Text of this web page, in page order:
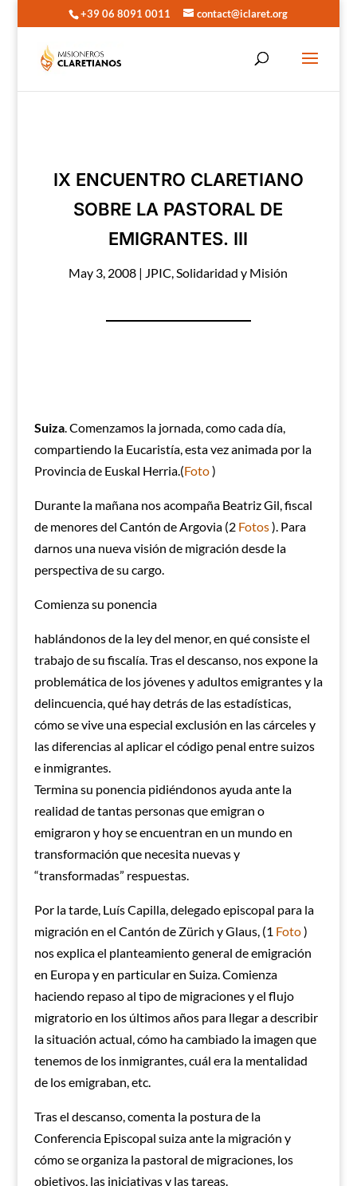
+39 06 8091 0011 contact@iclaret.org
IX ENCUENTRO CLARETIANO
SOBRE LA PASTORAL DE
EMIGRANTES. III
May 3, 2008 | JPIC,Solidaridad y Misión
Suiza. Comenzamos la jornada, como cada día,
compartiendo la Eucaristía, esta vez animada por la
Provincia de Euskal Herria.(Foto)
Durante la mañana nos acompaña Beatriz Gil, fiscal
de menores del Cantón de Argovia (2 Fotos). Para
darnos una nueva visión de migración desde la
perspectiva de su cargo.
Comienza su ponencia
hablándonos de la ley del menor, en qué consiste el
trabajo de su fiscalía. Tras el descanso, nos expone la
problemática de los jóvenes y adultos emigrantes y la
delincuencia, qué hay detrás de las estadísticas,
cómo se vive una especial exclusión en las cárceles y
las diferencias al aplicar el código penal entre suizos
e inmigrantes.
Termina su ponencia pidiéndonos ayuda ante la
realidad de tantas personas que emigran o
emigraron y hoy se encuentran en un mundo en
transformación que necesita nuevas y
“transformadas” respuestas.
Por la tarde, Luís Capilla, delegado episcopal para la
migración en el Cantón de Zürich y Glaus, (1 Foto)
nos explica el planteamiento general de emigración
en Europa y en particular en Suiza. Comienza
haciendo repaso al tipo de migraciones y el flujo
migratorio en los últimos años para llegar a describir
la situación actual, cómo ha cambiado la imagen que
tenemos de los inmigrantes, cuál era la mentalidad
de los emigraban, etc.
Tras el descanso, comenta la postura de la
Conferencia Episcopal suiza ante la migración y
cómo se organiza la pastoral de migraciones, los
objetivos, las iniciativas y las tareas.